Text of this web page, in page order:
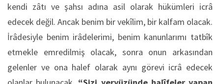
kendi zâtı ve şahsı adına asil olarak hükümleri icrâ
edecek değil. Ancak benim bir vekîlim, bir kalfam olacak.
İrâdesiyle benim irâdelerimi, benim kanunlarımı tatbîk
etmekle emredilmiş olacak, sonra onun arkasından
gelenler ve ona halef olarak aynı görevi icrâ edecek